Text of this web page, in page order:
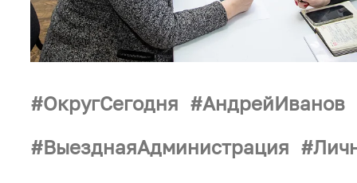
ОкругСегодня
АндрейИванов
ВыезднаяАдминистрация